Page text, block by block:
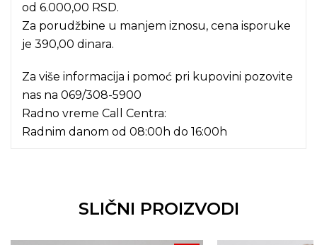
od 6.000,00 RSD.
Za porudžbine u manjem iznosu, cena isporuke
je 390,00 dinara.
Za više informacija i pomoć pri kupovini pozovite
nas na 069/308-5900
Radno vreme Call Centra:
Radnim danom od 08:00h do 16:00h
SLIČNI PROIZVODI